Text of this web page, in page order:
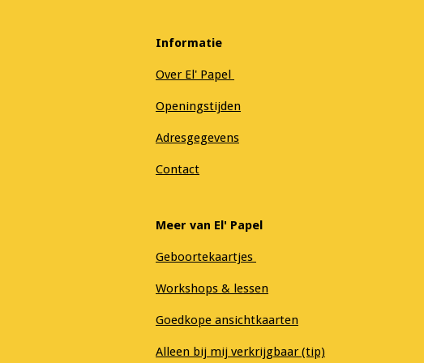
Informatie
Over El' Papel
Openingstijden
Adresgegevens
Contact
Meer van El' Papel
Geboortekaartjes
Workshops & lessen
Goedkope ansichtkaarten
Alleen bij mij verkrijgbaar (tip)